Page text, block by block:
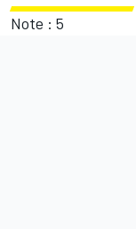
Note : 5